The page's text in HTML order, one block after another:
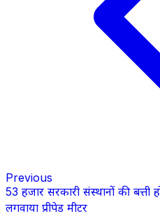
Previous
53 हजार सरकारी संस्थानों की
लगवाया प्रीपेड मीटर